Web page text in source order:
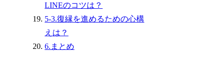
LINEのコツは？
5-3.復縁を進めるための心構
えは？
6.まとめ